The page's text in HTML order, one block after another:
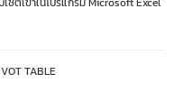
TABLE